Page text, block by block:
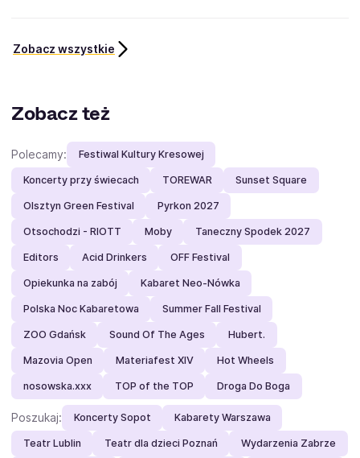
Zobacz wszystkie
Zobacz też
Polecamy: Festiwal Kultury Kresowej
Koncerty przy świecach TOREWAR Sunset Square
Olsztyn Green Festival Pyrkon 2027
Otsochodzi - RIOTT Moby Taneczny Spodek 2027
Editors Acid Drinkers OFF Festival
Opiekunka na zabój Kabaret Neo-Nówka
Polska Noc Kabaretowa Summer Fall Festival
ZOO Gdańsk Sound Of The Ages Hubert.
Mazovia Open Materiafest XIV Hot Wheels
nosowska.xxx TOP of the TOP Droga Do Boga
Poszukaj: Koncerty Sopot Kabarety Warszawa
Teatr Lublin Teatr dla dzieci Poznań Wydarzenia Zabrze